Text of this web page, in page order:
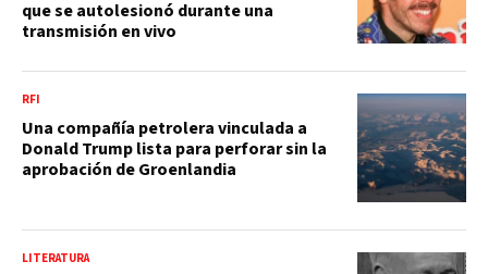
que se autolesionó durante una
transmisión en vivo
RFI
Una compañía petrolera vinculada a
Donald Trump lista para perforar sin la
aprobación de Groenlandia
LITERATURA